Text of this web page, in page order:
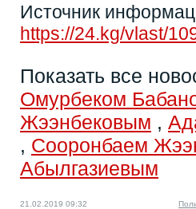
Источник
https://24.kg/vlast/
Показать все
Омурбеком
Жээнбековым ,
, Сооронбаем
Абылгазиевым
21.02.2019 09:32